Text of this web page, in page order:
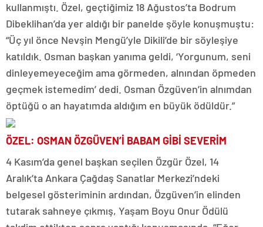
kullanmıştı. Özel, geçtiğimiz 18 Ağustos’ta Bodrum
Dibeklihan’da yer aldığı bir panelde şöyle konuşmuştu:
“Üç yıl önce Nevşin Mengü’yle Dikili’de bir söyleşiye
katıldık. Osman başkan yanıma geldi, ‘Yorgunum, seni
dinleyemeyeceğim ama görmeden, alnından öpmeden
geçmek istemedim’ dedi. Osman Özgüven’in alnımdan
öptüğü o an hayatımda aldığım en büyük ödüldür.”
ÖZEL: OSMAN ÖZGÜVEN’İ BABAM GİBİ SEVERİM
4 Kasım’da genel başkan seçilen Özgür Özel, 14
Aralık’ta Ankara Çağdaş Sanatlar Merkezi’ndeki
belgesel gösteriminin ardından, Özgüven’in elinden
tutarak sahneye çıkmış, Yaşam Boyu Onur Ödülü